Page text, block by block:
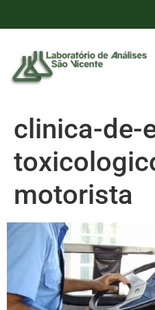
clinica-de-
motorista